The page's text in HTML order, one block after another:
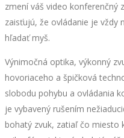
zmení váš video konferenčný
zaisťujú, že ovládanie je vždy
hľadať myš.
Výnimočná optika, výkonný
hovoriaceho a špičková
slobodu pohybu a ovládania
je vybavený rušením
bohatý zvuk, zatiaľ čo miesto